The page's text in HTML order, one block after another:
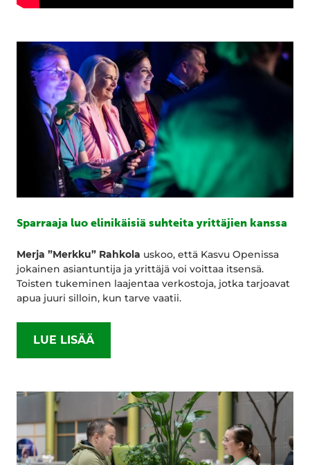
Sparraaja luo elinikäisiä suhteita yrittäjien kanssa
Merja ”Merkku” Rahkola uskoo, että Kasvu Openissa
jokainen asiantuntija ja yrittäjä voi voittaa itsensä.
Toisten tukeminen laajentaa verkostoja, jotka tarjoavat
apua juuri silloin, kun tarve vaatii.
LUE LISÄÄ